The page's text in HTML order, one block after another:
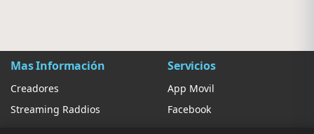
Mas Información
Creadores
Streaming Raddios
Servicios
App Movil
Facebook